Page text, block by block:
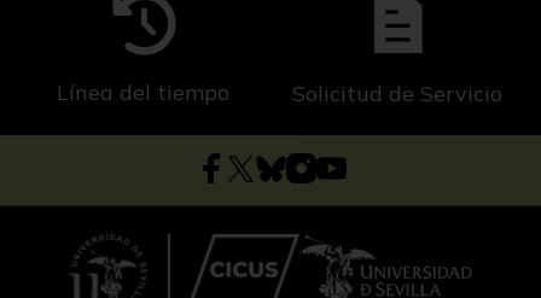
Línea del tiempo Solicitud de Servicio